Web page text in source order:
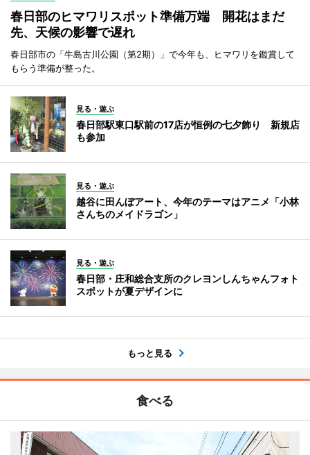
春日部のヒマワリスポット準備万端 開花はまだ
先、天候の影響で遅れ
春日部市の「牛島古川公園（第2期）」で今年も、ヒマワリを鑑賞して
もらう準備が整った。
見る・遊ぶ
春日部駅東口駅前の17店が恒例の七夕飾り 新規店
も参加
見る・遊ぶ
越谷に田んぼアート、今年のテーマはアニメ「小林
さんちのメイドラゴン」
見る・遊ぶ
春日部・庄和総合支所のクレヨンしんちゃんフォト
スポットが夏デザインに
もっと見る
食べる